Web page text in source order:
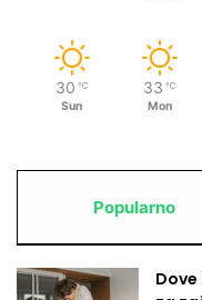
30 ℃
Sun
33 ℃
Mon
Popularno